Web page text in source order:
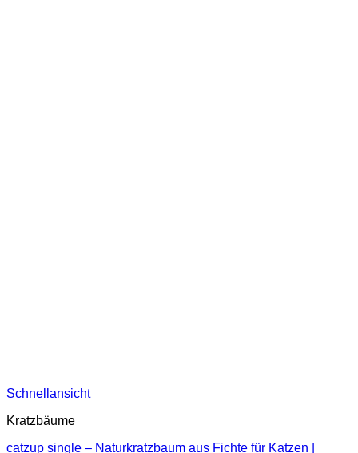
Schnellansicht
Kratzbäume
catzup single – Naturkratzbaum aus Fichte für Katzen |